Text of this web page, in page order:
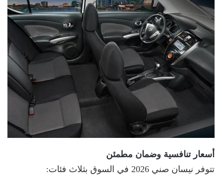
أسعار تنافسية وضمان مطمئن
تتوفر نيسان صني 2026 في السوق بثلاث فئات: